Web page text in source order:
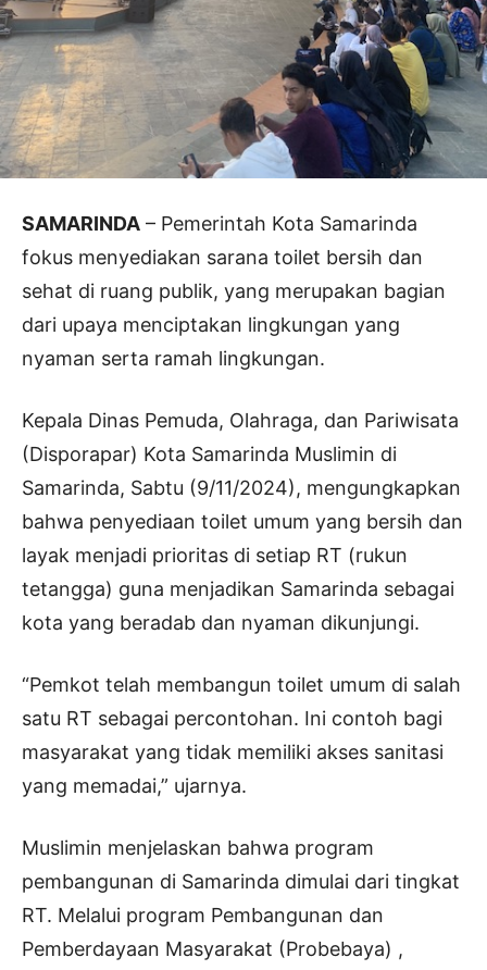
SAMARINDA – Pemerintah Kota Samarinda
fokus menyediakan sarana toilet bersih dan
sehat di ruang publik, yang merupakan bagian
dari upaya menciptakan lingkungan yang
nyaman serta ramah lingkungan.
Kepala Dinas Pemuda, Olahraga, dan Pariwisata
(Disporapar) Kota Samarinda Muslimin di
Samarinda, Sabtu (9/11/2024), mengungkapkan
bahwa penyediaan toilet umum yang bersih dan
layak menjadi prioritas di setiap RT (rukun
tetangga) guna menjadikan Samarinda sebagai
kota yang beradab dan nyaman dikunjungi.
“Pemkot telah membangun toilet umum di salah
satu RT sebagai percontohan. Ini contoh bagi
masyarakat yang tidak memiliki akses sanitasi
yang memadai,” ujarnya.
Muslimin menjelaskan bahwa program
pembangunan di Samarinda dimulai dari tingkat
RT. Melalui program Pembangunan dan
Pemberdayaan Masyarakat (Probebaya) ,